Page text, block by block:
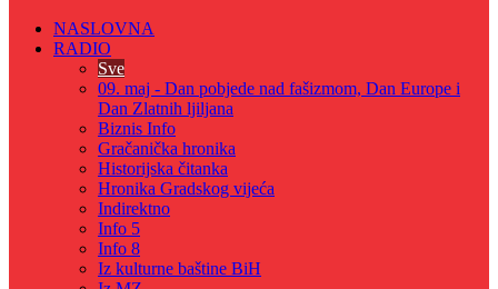
NASLOVNA
RADIO
Sve
09. maj - Dan pobjede nad fašizmom, Dan Europe i
Dan Zlatnih ljiljana
Biznis Info
Gračanička hronika
Historijska čitanka
Hronika Gradskog vijeća
Indirektno
Info 5
Info 8
Iz kulturne baštine BiH